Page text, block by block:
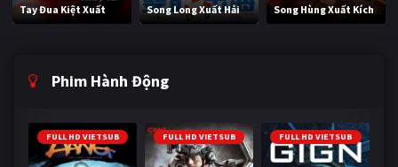
Tay Đua Kiệt Xuất Song Long Xuất Hải Song Hùng Xuất Kích
Phim Hành Động
FULL HD VIETSUB FULL HD VIETSUB FULL HD VIETSUB